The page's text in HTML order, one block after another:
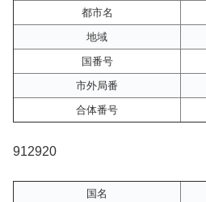
都市名
地域
国番号
市外局番
合体番号
912920
国名